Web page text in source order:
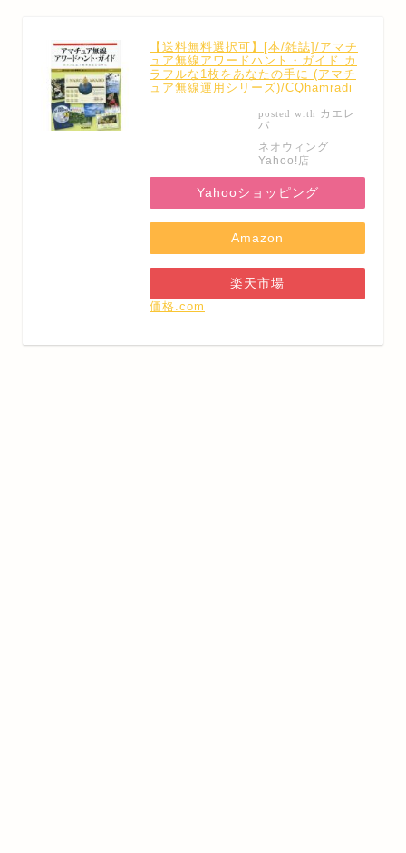
【送料無料選択可】[本/雑誌]/アマチ
ュア無線アワードハント・ガイド カ
ラフルな1枚をあなたの手に (アマチ
ュア無線運用シリーズ)/CQhamradi
posted with カエレ
バ
ネオウィング
Yahoo!店
Yahooショッピング
Amazon
楽天市場
価格.com